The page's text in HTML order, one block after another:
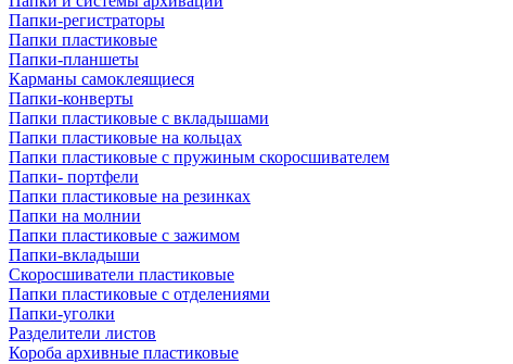
Папки-регистраторы
Папки пластиковые
Папки-планшеты
Карманы самоклеящиеся
Папки-конверты
Папки пластиковые с вкладышами
Папки пластиковые на кольцах
Папки пластиковые с пружиным скоросшивателем
Папки- портфели
Папки пластиковые на резинках
Папки на молнии
Папки пластиковые с зажимом
Папки-вкладыши
Скоросшиватели пластиковые
Папки пластиковые с отделениями
Папки-уголки
Разделители листов
Короба архивные пластиковые